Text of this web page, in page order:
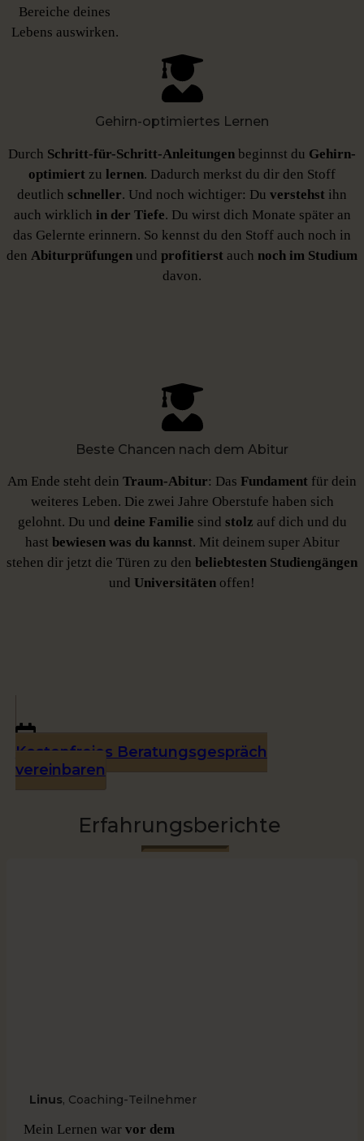
Bereiche deines
Lebens auswirken.
Gehirn-optimiertes Lernen
Durch Schritt-für-Schritt-Anleitungen beginnst du Gehirn-
optimiert zu lernen. Dadurch merkst du dir den Stoff
deutlich schneller. Und noch wichtiger: Du verstehst ihn
auch wirklich in der Tiefe. Du wirst dich Monate später an
das Gelernte erinnern. So kennst du den Stoff auch noch in
den Abiturprüfungen und profitierst auch noch im Studium
davon.
Beste Chancen nach dem Abitur
Am Ende steht dein Traum-Abitur: Das Fundament für dein
weiteres Leben. Die zwei Jahre Oberstufe haben sich
gelohnt. Du und deine Familie sind stolz auf dich und du
hast bewiesen was du kannst. Mit deinem super Abitur
stehen dir jetzt die Türen zu den beliebtesten Studiengängen
und Universitäten offen!
Kostenfreies Beratungsgespräch
vereinbaren
Erfahrungsberichte
Linus, Coaching-Teilnehmer
Mein Lernen war vor dem